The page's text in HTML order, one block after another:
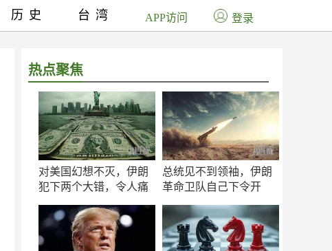
热点聚焦
对美国幻想不灭，伊朗
犯下两个大错，令人痛
总统见不到领袖，伊朗
革命卫队自己下令开
历史 台湾 APP访问 登录